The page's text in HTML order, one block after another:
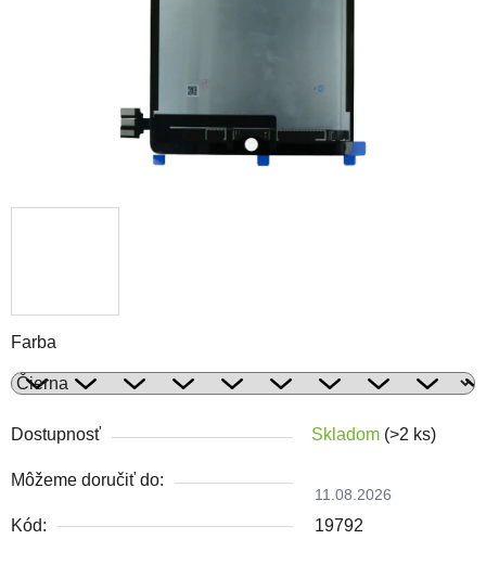
Farba
Dostupnosť Skladom (>2 ks)
Môžeme doručiť do:
11.08.2026
Kód: 19792